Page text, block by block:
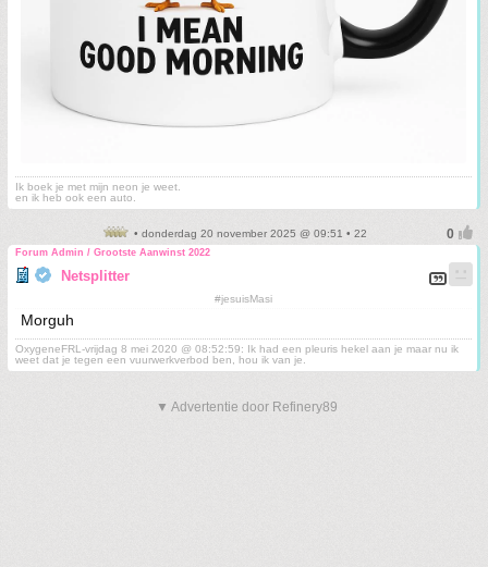
Ik boek je met mijn neon je weet.
en ik heb ook een auto.
• donderdag 20 november 2025 @ 09:51 • 22
Forum Admin / Grootste Aanwinst 2022
Netsplitter
#jesuisMasi
Morguh
OxygeneFRL-vrijdag 8 mei 2020 @ 08:52:59: Ik had een pleuris hekel aan je maar nu ik
weet dat je tegen een vuurwerkverbod ben, hou ik van je.
▼ Advertentie door Refinery89